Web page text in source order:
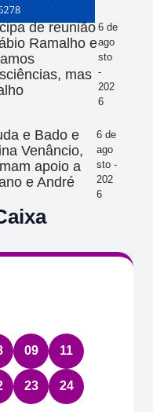
de reunião
Ramalho e
mas
6 de
ago
sto
-
202
6
e Bado e
Venâncio,
apoio a
e André
6 de
ago
sto -
202
6
09 11
23 24